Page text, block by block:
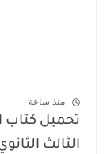
منذ ساعة
تحميل كتاب